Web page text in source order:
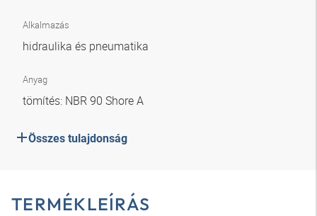
Alkalmazás
hidraulika és pneumatika
Anyag
tömítés: NBR 90 Shore A
Összes tulajdonság
TERMÉKLEÍRÁS